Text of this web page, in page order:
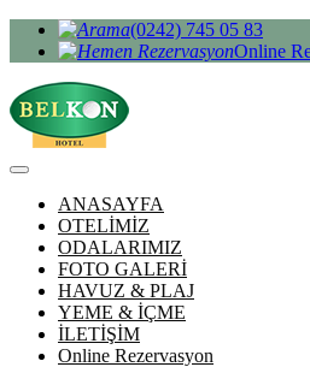
(0242) 745 05 83
Online
ANASAYFA
OTELİMİZ
ODALARIMIZ
FOTO GALERİ
HAVUZ & PLAJ
YEME & İÇME
İLETİŞİM
Online Rezervasyon